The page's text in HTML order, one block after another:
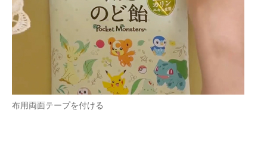
布用両面テープを付ける